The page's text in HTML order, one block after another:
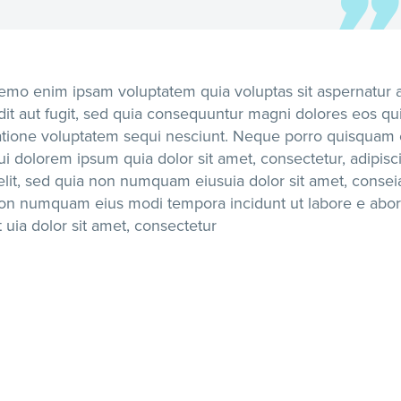
enim ipsam voluptatem quia voluptas sit aspernatur
aut fugit, sed quia consequuntur magni dolores eos
voluptatem sequi nesciunt. Neque porro quisquam
dolorem ipsum quia dolor sit amet, consectetur, adipisci
sed quia non numquam eiusuia dolor sit amet,
numquam eius modi tempora incidunt ut labore e
uia dolor sit amet, consectetur